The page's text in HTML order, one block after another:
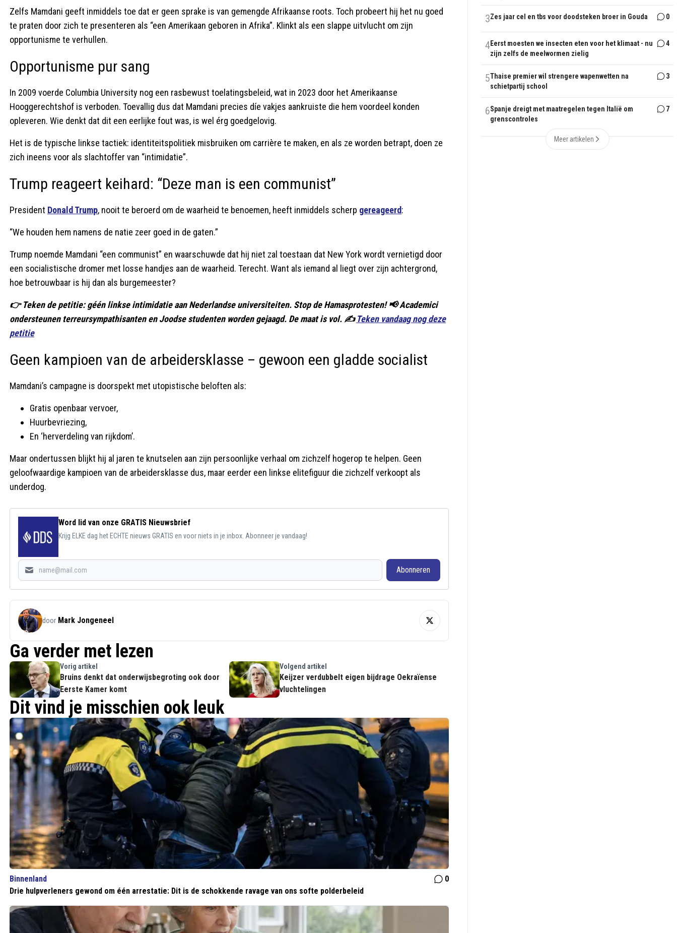
Zelfs Mamdani geeft inmiddels toe dat er geen sprake is van gemengde Afrikaanse roots. Toch probeert hij het nu goed
te praten door zich te presenteren als “een Amerikaan geboren in Afrika”. Klinkt als een slappe uitvlucht om zijn
opportunisme te verhullen.
Opportunisme pur sang
In 2009 voerde Columbia University nog een rasbewust toelatingsbeleid, wat in 2023 door het Amerikaanse
Hooggerechtshof is verboden. Toevallig dus dat Mamdani precies díe vakjes aankruiste die hem voordeel konden
opleveren. Wie denkt dat dit een eerlijke fout was, is wel érg goedgelovig.
Het is de typische linkse tactiek: identiteitspolitiek misbruiken om carrière te maken, en als ze worden betrapt, doen ze
zich ineens voor als slachtoffer van “intimidatie”.
Trump reageert keihard: “Deze man is een communist”
President Donald Trump, nooit te beroerd om de waarheid te benoemen, heeft inmiddels scherp gereageerd:
“We houden hem namens de natie zeer goed in de gaten.”
Trump noemde Mamdani “een communist” en waarschuwde dat hij niet zal toestaan dat New York wordt vernietigd door
een socialistische dromer met losse handjes aan de waarheid. Terecht. Want als iemand al liegt over zijn achtergrond,
hoe betrouwbaar is hij dan als burgemeester?
👉 Teken de petitie: géén linkse intimidatie aan Nederlandse universiteiten. Stop de Hamasprotesten! 📢 Academici
ondersteunen terreursympathisanten en Joodse studenten worden gejaagd. De maat is vol. ✍️Teken vandaag nog deze
petitie
Geen kampioen van de arbeidersklasse – gewoon een gladde socialist
Mamdani’s campagne is doorspekt met utopistische beloften als:
Gratis openbaar vervoer,
Huurbevriezing,
En ‘herverdeling van rijkdom’.
Maar ondertussen blijkt hij al jaren te knutselen aan zijn persoonlijke verhaal om zichzelf hogerop te helpen. Geen
geloofwaardige kampioen van de arbeidersklasse dus, maar eerder een linkse elitefiguur die zichzelf verkoopt als
underdog.
Word lid van onze GRATIS Nieuwsbrief
Krijg ELKE dag het ECHTE nieuws GRATIS en voor niets in je inbox. Abonneer je vandaag!
Abonneren
door Mark Jongeneel
Ga verder met lezen
Vorig artikel
Bruins denkt dat onderwijsbegroting ook door
Eerste Kamer komt
Volgend artikel
Keijzer verdubbelt eigen bijdrage Oekraïense
vluchtelingen
Dit vind je misschien ook leuk
Binnenland
0
Drie hulpverleners gewond om één arrestatie: Dit is de schokkende ravage van ons softe polderbeleid
3Zes jaar cel en tbs voor doodsteken broer in Gouda 0
4Eerst moesten we insecten eten voor het klimaat - nu
zijn zelfs de meelwormen zielig
4
5Thaise premier wil strengere wapenwetten na
schietpartij school
3
6Spanje dreigt met maatregelen tegen Italië om
grenscontroles
7
Meer artikelen